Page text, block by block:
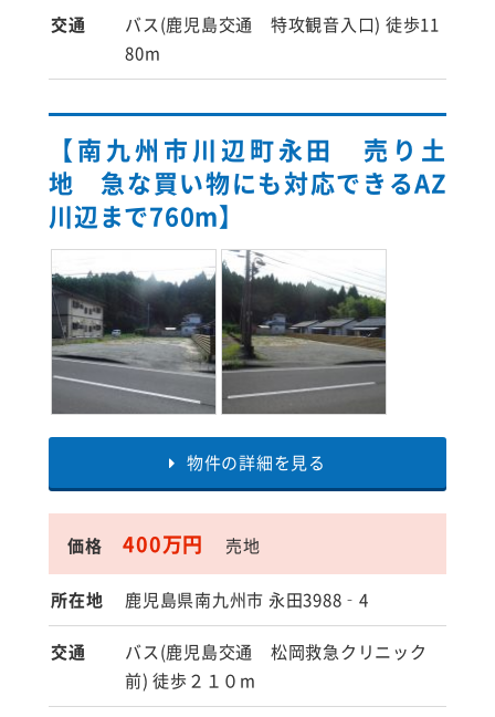
交通
バス(鹿児島交通 特攻観音入口) 徒歩11
80m
【南九州市川辺町永田 売り土
地 急な買い物にも対応できるAZ
川辺まで760m】
物件の詳細を見る
価格 400万円 売地
所在地 鹿児島県南九州市 永田3988‐4
交通
バス(鹿児島交通 松岡救急クリニック
前) 徒歩２１０m